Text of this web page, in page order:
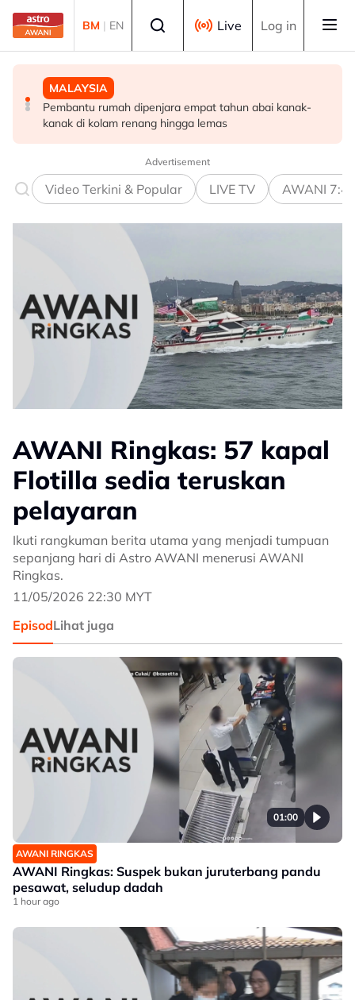
Skip to main content
BM | EN Live Log in
MALAYSIA
Pembantu rumah dipenjara empat tahun abai kanak-
kanak di kolam renang hingga lemas
POLITIK
RCI Tabung Haji: 'Jika tidak boleh sanggah fakta, jangan
main sentimen rakyat' - AMK
POLITIK
Exco Negeri Sembilan: Risiko kemungkinan wujud 'dua
pusat pengaruh' - Mujibu
Advertisement
Video Terkini & Popular LIVE TV AWANI
AWANI Ringkas: 57 kapal
Flotilla sedia teruskan
pelayaran
Ikuti rangkuman berita utama yang menjadi tumpuan
sepanjang hari di Astro AWANI menerusi AWANI
Ringkas.
11/05/2026 22:30 MYT
EpisodLihat juga
01:00
AWANI RINGKAS
AWANI Ringkas: Suspek bukan juruterbang pandu
pesawat, seludup dadah
1 hour ago